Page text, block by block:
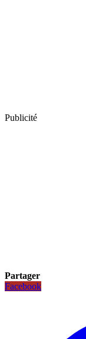
Publicité
Partager
Facebook